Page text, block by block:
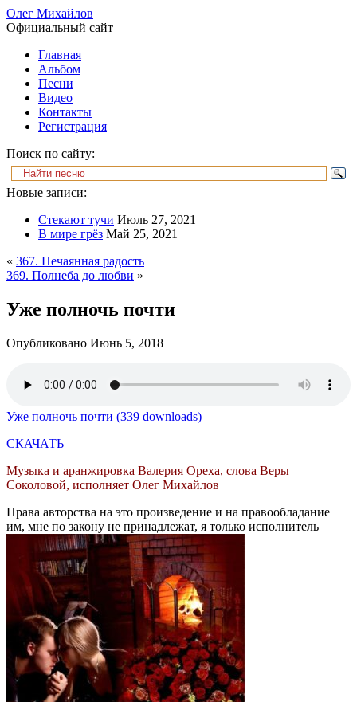
Олег Михайлов
Официальный сайт
Главная
Альбом
Песни
Видео
Контакты
Регистрация
Поиск по сайту:
Новые записи:
Стекают тучи Июль 27, 2021
В мире грёз Май 25, 2021
« 367. Нечаянная радость
369. Полнеба до любви »
Уже полночь почти
Опубликовано Июнь 5, 2018
Уже полночь почти (339 downloads)
СКАЧАТЬ
Музыка и аранжировка Валерия Ореха, слова Веры
Соколовой, исполняет Олег Михайлов
Права авторства на это произведение и на правообладание
им, мне по закону не принадлежат, я только исполнитель